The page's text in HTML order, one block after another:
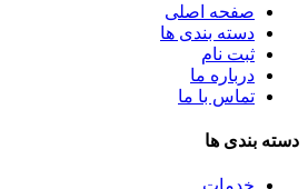
صفحه اصلی
دسته بندی ها
ثبت نام
درباره ما
تماس با ما
دسته بندی ها